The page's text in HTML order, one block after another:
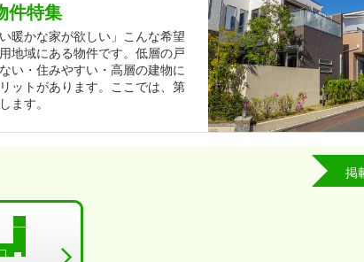
件特集
暖かな家が欲しい」こんな希望
地域にある物件です。低層の戸
い・住みやすい・高層の建物に
ットがあります。ここでは、第
ます。
掲